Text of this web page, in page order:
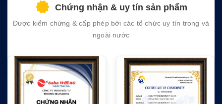
empty.
Chứng nhận & uy tín sản phẩm
Được kiểm chứng & cấp phép bởi các tổ chức uy tín trong và
ngoài nước